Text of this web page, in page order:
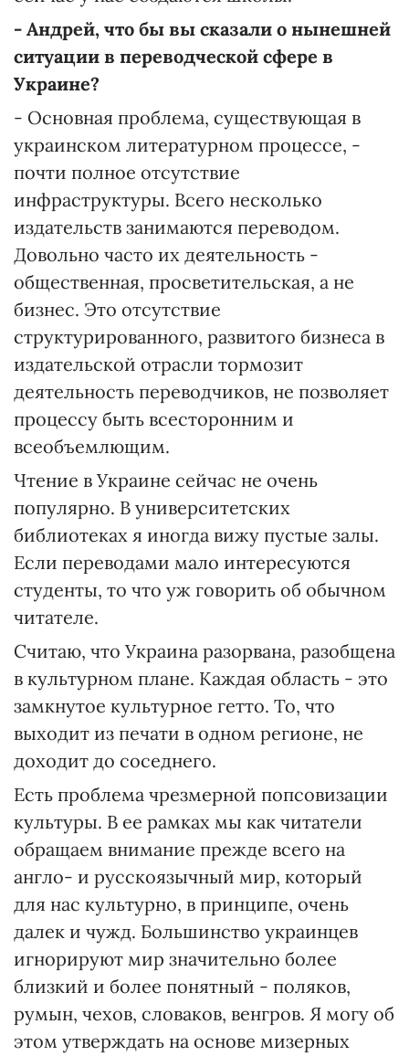
- Андрей, что бы вы сказали о нынешней
ситуации в переводческой сфере в
Украине?
- Основная проблема, существующая в
украинском литературном процессе, -
почти полное отсутствие
инфраструктуры. Всего несколько
издательств занимаются переводом.
Довольно часто их деятельность -
общественная, просветительская, а не
бизнес. Это отсутствие
структурированного, развитого бизнеса в
издательской отрасли тормозит
деятельность переводчиков, не позволяет
процессу быть всесторонним и
всеобъемлющим.
Чтение в Украине сейчас не очень
популярно. В университетских
библиотеках я иногда вижу пустые залы.
Если переводами мало интересуются
студенты, то что уж говорить об обычном
читателе.
Считаю, что Украина разорвана, разобщена
в культурном плане. Каждая область - это
замкнутое культурное гетто. То, что
выходит из печати в одном регионе, не
доходит до соседнего.
Есть проблема чрезмерной попсовизации
культуры. В ее рамках мы как читатели
обращаем внимание прежде всего на
англо- и русскоязычный мир, который
для нас культурно, в принципе, очень
далек и чужд. Большинство украинцев
игнорируют мир значительно более
близкий и более понятный - поляков,
румын, чехов, словаков, венгров. Я могу об
этом утверждать на основе мизерных